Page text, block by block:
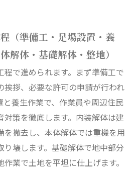
（準備工・足場設置・養
解体・基礎解体・整地）
程で進められます。まず準備工で
挨拶、必要な許可の申請が行われ
と養生作業で、作業員や周辺住民
対策を徹底します。内装解体は建
を撤去し、本体解体では重機を用
り壊します。基礎解体で地中部分
業で土地を平坦に仕上げます。